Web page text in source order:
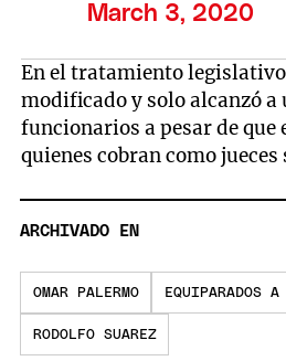
March 3, 2020
En el tratamiento
modificado y solo alcanzó a
funcionarios a pesar de que
quienes cobran como jueces
ARCHIVADO EN
OMAR PALERMO EQUIPARADOS A
RODOLFO SUAREZ